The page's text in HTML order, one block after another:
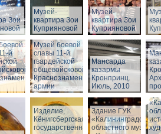
Зои
Музей-
квартира Зои
Куприяновой
Музей-
квартира Зои
Куприяновой
й
Музей боевой
славы 11-й
гвардейской
общевойсковой
Краснознаменной
армии
Мансарда
казармы
Кронпринц.
Июль, 2010
Изделие,
Кёнигсбергская
государственная
Здание ГУК
«Калининградского
областного музея